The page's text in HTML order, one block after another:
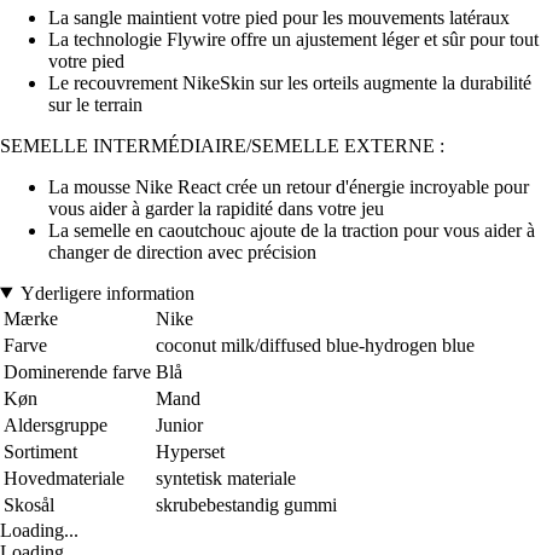
La sangle maintient votre pied pour les mouvements latéraux
La technologie Flywire offre un ajustement léger et sûr pour tout
votre pied
Le recouvrement NikeSkin sur les orteils augmente la durabilité
sur le terrain
SEMELLE INTERMÉDIAIRE/SEMELLE EXTERNE :
La mousse Nike React crée un retour d'énergie incroyable pour
vous aider à garder la rapidité dans votre jeu
La semelle en caoutchouc ajoute de la traction pour vous aider à
changer de direction avec précision
Yderligere information
Mærke
Nike
Farve
coconut milk/diffused blue-hydrogen blue
Dominerende farve Blå
Køn
Mand
Aldersgruppe
Junior
Sortiment
Hyperset
Hovedmateriale
syntetisk materiale
Skosål
skrubebestandig gummi
Loading...